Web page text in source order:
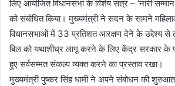
लिए आयोजित विधानसभा के विशेष सत्र – ‘नारी
को संबोधित किया। मुख्यमंत्री ने सदन के सामने
विधानसभाओं में 33 प्रतिशत आरक्षण देने के उद्देश्य से
बिल को यथाशीघ्र लागू करने के लिए केंद्र सरकार के
हुए सर्वसम्मत संकल्प व्यक्त करने का प्रस्ताव रखा।
मुख्यमंत्री पुष्कर सिंह धामी ने अपने संबोधन की